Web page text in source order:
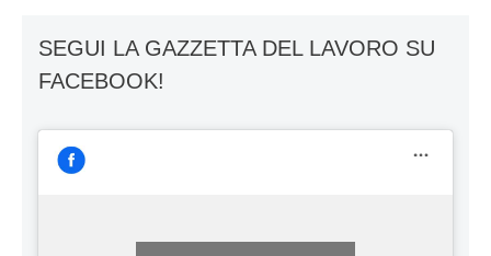
SEGUI LA GAZZETTA DEL LAVORO SU
FACEBOOK!